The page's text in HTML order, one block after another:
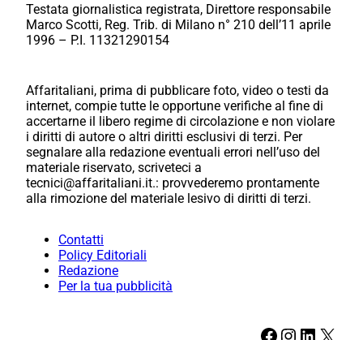
Testata giornalistica registrata, Direttore responsabile
Marco Scotti, Reg. Trib. di Milano n° 210 dell’11 aprile
1996 – P.I. 11321290154
Affaritaliani, prima di pubblicare foto, video o testi da
internet, compie tutte le opportune verifiche al fine di
accertarne il libero regime di circolazione e non violare
i diritti di autore o altri diritti esclusivi di terzi. Per
segnalare alla redazione eventuali errori nell’uso del
materiale riservato, scriveteci a
tecnici@affaritaliani.it.: provvederemo prontamente
alla rimozione del materiale lesivo di diritti di terzi.
Contatti
Policy Editoriali
Redazione
Per la tua pubblicità
Facebook Instagram LinkedIn X